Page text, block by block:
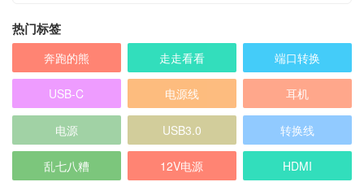
热门标签
奔跑的熊 走走看看 端口转换
USB-C 电源线 耳机
电源 USB3.0 转换线
乱七八糟 12V电源 HDMI